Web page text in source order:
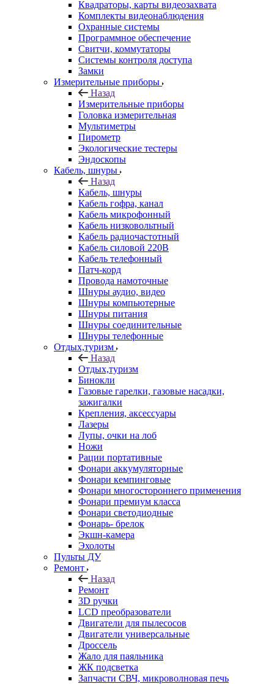
Квадраторы, карты видеозахвата
Комплекты видеонаблюдения
Охранные системы
Программное обеспечение
Свитчи, коммутаторы
Системы контроля доступа
Замки
Измерительные приборы
Назад
Измерительные приборы
Головка измерительная
Мультиметры
Пирометр
Экологические тестеры
Эндоскопы
Кабель, шнуры
Назад
Кабель, шнуры
Кабель гофра, канал
Кабель микрофонный
Кабель низковольтный
Кабель радиочастотный
Кабель силовой 220В
Кабель телефонный
Патч-корд
Провода намоточные
Шнуры аудио, видео
Шнуры компьютерные
Шнуры питания
Шнуры соединительные
Шнуры телефонные
Отдых,туризм
Назад
Отдых,туризм
Бинокли
Газовые гарелки, газовые насадки,
зажигалки
Крепления, аксессуары
Лазеры
Лупы, очки на лоб
Ножи
Рации портативные
Фонари аккумуляторные
Фонари кемпинговые
Фонари многостороннего применения
Фонари премиум класса
Фонари светодиодные
Фонарь- брелок
Экшн-камера
Эхолоты
Пульты ДУ
Ремонт
Назад
Ремонт
3D ручки
LCD преобразователи
Двигатели для пылесосов
Двигатели универсальные
Дроссель
Жало для паяльника
ЖК подсветка
Запчасти СВЧ, микроволновая печь